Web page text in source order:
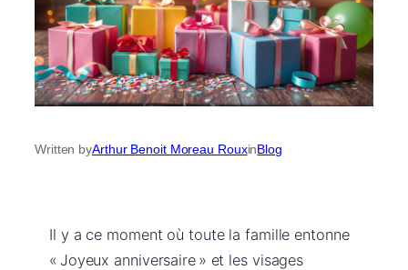
Written byArthur Benoit Moreau RouxinBlog
Il y a ce moment où toute la famille entonne
« Joyeux anniversaire » et les visages